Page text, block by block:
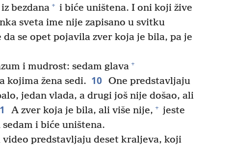
bezdana + i biće uništena. I oni koji žive
sveta ime nije zapisano u svitku
da se opet pojavila zver koja je bila, pa je
i mudrost: sedam glava +
kojima žena sedi. 10 One predstavljaju
jedan vlada, a drugi još nije došao, ali
A zver koja je bila, ali više nije, + jeste
i biće uništena.
video predstavljaju deset kraljeva, koji